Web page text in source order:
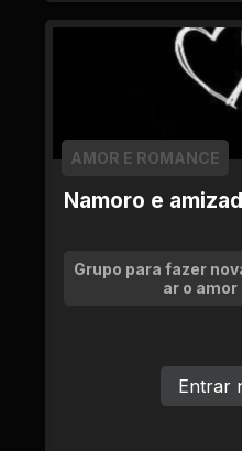
Namoro e
AMOR E ROMANCE
Grupo para fazer
ar o amor
Entrar